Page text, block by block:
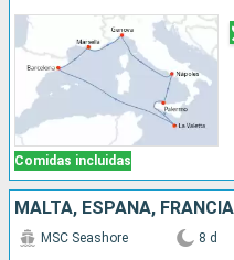
Comidas incluidas
MALTA, ESPAÑA,
MSC Seashore 8 d